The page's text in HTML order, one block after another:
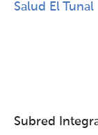
Salud El Tunal
Subred